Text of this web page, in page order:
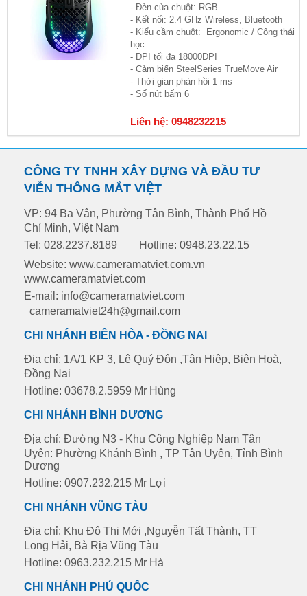
- Đèn của chuột: RGB
- Kết nối: 2.4 GHz Wireless, Bluetooth
- Kiểu cầm chuột: Ergonomic / Công thái
học
- DPI tối đa 18000DPI
- Cảm biến SteelSeries TrueMove Air
- Thời gian phản hồi 1 ms
- Số nút bấm 6
Liên hệ: 0948232215
CÔNG TY TNHH XÂY DỰNG VÀ ĐẦU TƯ
VIỄN THÔNG MẮT VIỆT
VP: 94 Ba Vân, Phường Tân Bình, Thành Phố Hồ
Chí Minh, Việt Nam
Tel: 028.2237.8189
Hotline: 0948.23.22.15
Website: www.cameramatviet.com.vn
www.cameramatviet.com
E-mail: info@cameramatviet.com
cameramatviet24h@gmail.com
CHI NHÁNH BIÊN HÒA - ĐỒNG NAI
Địa chỉ: 1A/1 KP 3, Lê Quý Đôn ,Tân Hiệp, Biên Hoà,
Đồng Nai
Hotline: 03678.2.5959 Mr Hùng
CHI NHÁNH BÌNH DƯƠNG
Địa chỉ: Đường N3 - Khu Công Nghiệp Nam Tân
Uyên: Phường Khánh Bình , TP Tân Uyên, Tỉnh Bình
Dương
Hotline: 0907.232.215 Mr Lợi
CHI NHÁNH VŨNG TÀU
Địa chỉ: Khu Đô Thi Mới ,Nguyễn Tất Thành, TT
Long Hải, Bà Rịa Vũng Tàu
Hotline: 0963.232.215 Mr Hà
CHI NHÁNH PHÚ QUỐC